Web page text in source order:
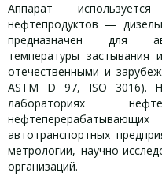
Аппарат
нефтепродуктов —
предназначен для
температуры застывания
отечественными и
ASTM D 97, ISO 3016).
лабораториях
автотранспортных
метрологии, научно-
организаций.